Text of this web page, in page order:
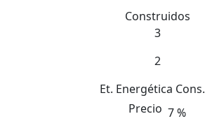
Construidos
3
2
Et. Energética Cons.
Precio 7 %